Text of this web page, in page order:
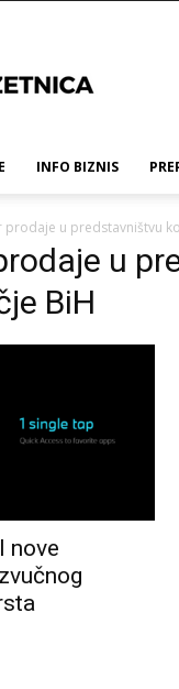
INFO BIZNIS
prodaje u predstavništvu
u
BiH
nove